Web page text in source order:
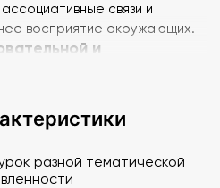
связи и
восприятие окружающих.
и
занятиях, позволяют
динамикой взаимодействий и
ребёнка.
разной тематической